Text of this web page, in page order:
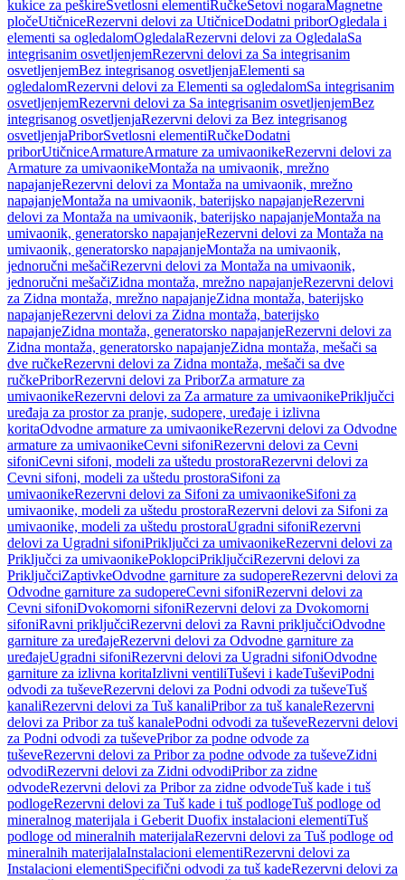
kukice za peškireSvetlosni elementiRučkeSetovi nogaraMagnetne
pločeUtičniceRezervni delovi za UtičniceDodatni priborOgledala i
elementi sa ogledalomOgledalaRezervni delovi za OgledalaSa
integrisanim osvetljenjemRezervni delovi za Sa integrisanim
osvetljenjemBez integrisanog osvetljenjaElementi sa
ogledalomRezervni delovi za Elementi sa ogledalomSa integrisanim
osvetljenjemRezervni delovi za Sa integrisanim osvetljenjemBez
integrisanog osvetljenjaRezervni delovi za Bez integrisanog
osvetljenjaPriborSvetlosni elementiRučkeDodatni
priborUtičniceArmatureArmature za umivaonikeRezervni delovi za
Armature za umivaonikeMontaža na umivaonik, mrežno
napajanjeRezervni delovi za Montaža na umivaonik, mrežno
napajanjeMontaža na umivaonik, baterijsko napajanjeRezervni
delovi za Montaža na umivaonik, baterijsko napajanjeMontaža na
umivaonik, generatorsko napajanjeRezervni delovi za Montaža na
umivaonik, generatorsko napajanjeMontaža na umivaonik,
jednoručni mešačiRezervni delovi za Montaža na umivaonik,
jednoručni mešačiZidna montaža, mrežno napajanjeRezervni delovi
za Zidna montaža, mrežno napajanjeZidna montaža, baterijsko
napajanjeRezervni delovi za Zidna montaža, baterijsko
napajanjeZidna montaža, generatorsko napajanjeRezervni delovi za
Zidna montaža, generatorsko napajanjeZidna montaža, mešači sa
dve ručkeRezervni delovi za Zidna montaža, mešači sa dve
ručkePriborRezervni delovi za PriborZa armature za
umivaonikeRezervni delovi za Za armature za umivaonikePriključci
uređaja za prostor za pranje, sudopere, uređaje i izlivna
koritaOdvodne armature za umivaonikeRezervni delovi za Odvodne
armature za umivaonikeCevni sifoniRezervni delovi za Cevni
sifoniCevni sifoni, modeli za uštedu prostoraRezervni delovi za
Cevni sifoni, modeli za uštedu prostoraSifoni za
umivaonikeRezervni delovi za Sifoni za umivaonikeSifoni za
umivaonike, modeli za uštedu prostoraRezervni delovi za Sifoni za
umivaonike, modeli za uštedu prostoraUgradni sifoniRezervni
delovi za Ugradni sifoniPriključci za umivaonikeRezervni delovi za
Priključci za umivaonikePoklopciPriključciRezervni delovi za
PriključciZaptivkeOdvodne garniture za sudopereRezervni delovi za
Odvodne garniture za sudopereCevni sifoniRezervni delovi za
Cevni sifoniDvokomorni sifoniRezervni delovi za Dvokomorni
sifoniRavni priključciRezervni delovi za Ravni priključciOdvodne
garniture za uređajeRezervni delovi za Odvodne garniture za
uređajeUgradni sifoniRezervni delovi za Ugradni sifoniOdvodne
garniture za izlivna koritaIzlivni ventiliTuševi i kadeTuševiPodni
odvodi za tuševeRezervni delovi za Podni odvodi za tuševeTuš
kanaliRezervni delovi za Tuš kanaliPribor za tuš kanaleRezervni
delovi za Pribor za tuš kanalePodni odvodi za tuševeRezervni delovi
za Podni odvodi za tuševePribor za podne odvode za
tuševeRezervni delovi za Pribor za podne odvode za tuševeZidni
odvodiRezervni delovi za Zidni odvodiPribor za zidne
odvodeRezervni delovi za Pribor za zidne odvodeTuš kade i tuš
podlogeRezervni delovi za Tuš kade i tuš podlogeTuš podloge od
mineralnog materijala i Geberit Duofix instalacioni elementiTuš
podloge od mineralnih materijalaRezervni delovi za Tuš podloge od
mineralnih materijalaInstalacioni elementiRezervni delovi za
Instalacioni elementiSpecifični odvodi za tuš kadeRezervni delovi za